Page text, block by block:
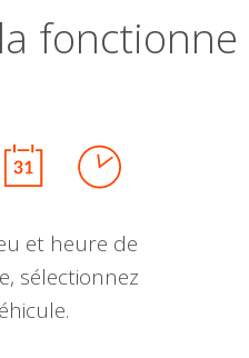
fonctionne
et heure de
sélectionnez